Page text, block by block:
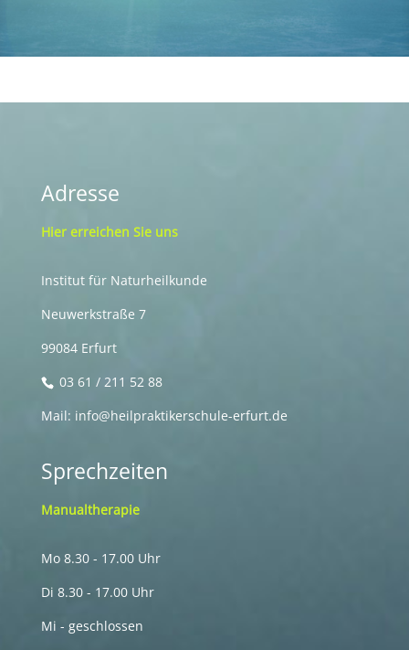
Adresse
Hier erreichen Sie uns
Institut für Naturheilkunde
Neuwerkstraße 7
99084 Erfurt
03 61 / 211 52 88
Mail: info@heilpraktikerschule-erfurt.de
Sprechzeiten
Manualtherapie
Mo 8.30 - 17.00 Uhr
Di 8.30 - 17.00 Uhr
Mi - geschlossen